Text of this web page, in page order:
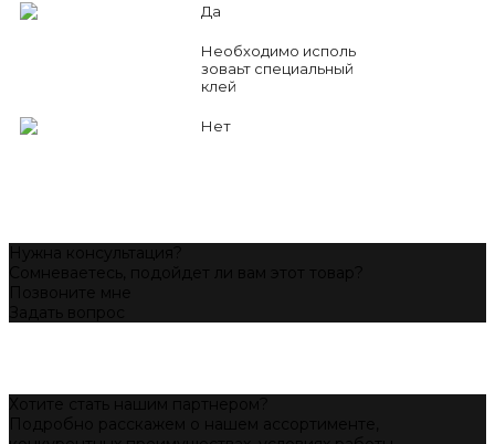
Да
Необходимо исполь
зоваьт специальный
клей
Нет